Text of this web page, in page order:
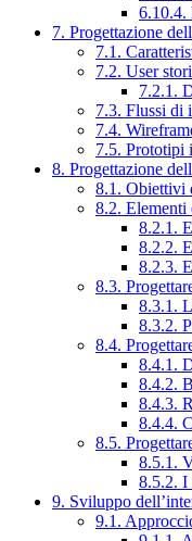
6.10.4.
7. Progettazione
7.1.
7.2. User
7.2.1.
7.3. Flussi di
7.4.
7.5. Prototipi
8. Progettazione
8.1. Obiettivi
8.2. Elementi
8.2.1.
8.2.2.
8.2.3.
8.3.
8.3.1.
8.3.2.
8.4.
8.4.1.
8.4.2.
8.4.3.
8.4.4.
8.5.
8.5.1.
8.5.2. I
9. Sviluppo
9.1.